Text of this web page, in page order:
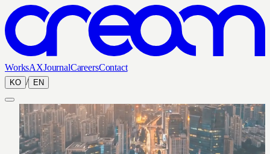
WorksAXJournalCareersContact
KO / EN